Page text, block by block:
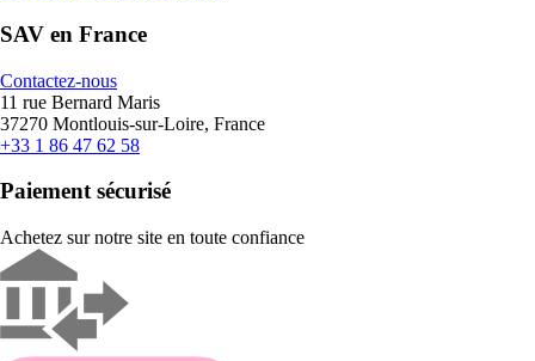
SAV en France
Contactez-nous
11 rue Bernard Maris
37270 Montlouis-sur-Loire, France
+33 1 86 47 62 58
Paiement sécurisé
Achetez sur notre site en toute confiance